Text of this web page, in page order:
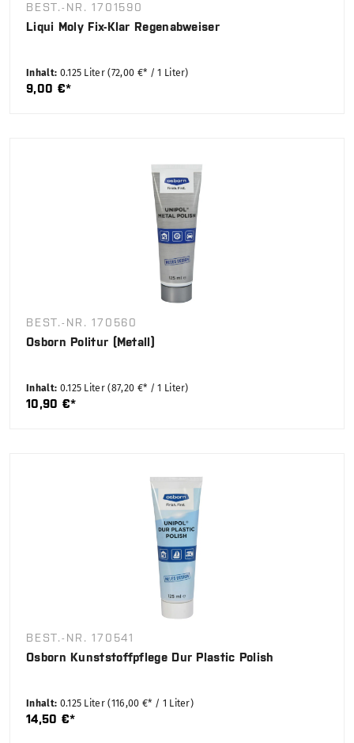
BEST.-NR. 1701590
Liqui Moly Fix-Klar Regenabweiser
Inhalt: 0.125 Liter(72,00 €* / 1 Liter)
9,00 €*
BEST.-NR. 170560
Osborn Politur (Metall)
Inhalt: 0.125 Liter(87,20 €* / 1 Liter)
10,90 €*
BEST.-NR. 170541
Osborn Kunststoffpflege Dur Plastic Polish
Inhalt: 0.125 Liter(116,00 €* / 1 Liter)
14,50 €*